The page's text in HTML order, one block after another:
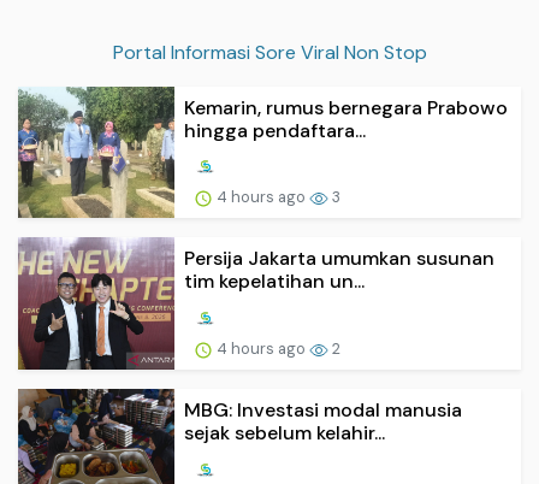
Portal Informasi Sore Viral Non Stop
Kemarin, rumus bernegara Prabowo
hingga pendaftara...
4 hours ago 3
Persija Jakarta umumkan susunan
tim kepelatihan un...
4 hours ago 2
MBG: Investasi modal manusia
sejak sebelum kelahir...